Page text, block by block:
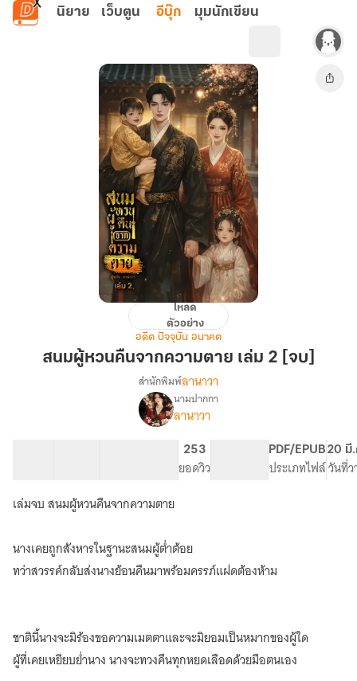
ข้ามไปยังเนื้อหาหลัก
นิยาย เว็บตูน อีบุ๊ก มุมนักเขียน
หวน
[จบ]
โหลด
ตัวอย่าง
อดีต ปัจจุบัน อนาคต
สนมผู้หวนคืนจากความตาย เล่ม 2 [จบ]
เรื่อง
สนม
ผู้
หวน
คืน
จาก
สำนักพิมพ์ลานาวา
นามปากกา
ลานาวา
253
ยอดวิว
PDF/EPUB
ประเภทไฟล์
20 มี
วันที่ว
เล่มจบ สนมผู้หวนคืนจากความตาย
นางเคยถูกสังหารในฐานะสนมผู้ต่ำต้อย
ทว่าสวรรค์กลับส่งนางย้อนคืนมาพร้อมครรภ์แฝดต้องห้าม
ชาตินี้นางจะมิร้องขอความเมตตาและจะมิยอมเป็นหมากของผู้ใด
ผู้ที่เคยเหยียบย่ำนาง นางจะทวงคืนทุกหยดเลือดด้วยมือตนเอง